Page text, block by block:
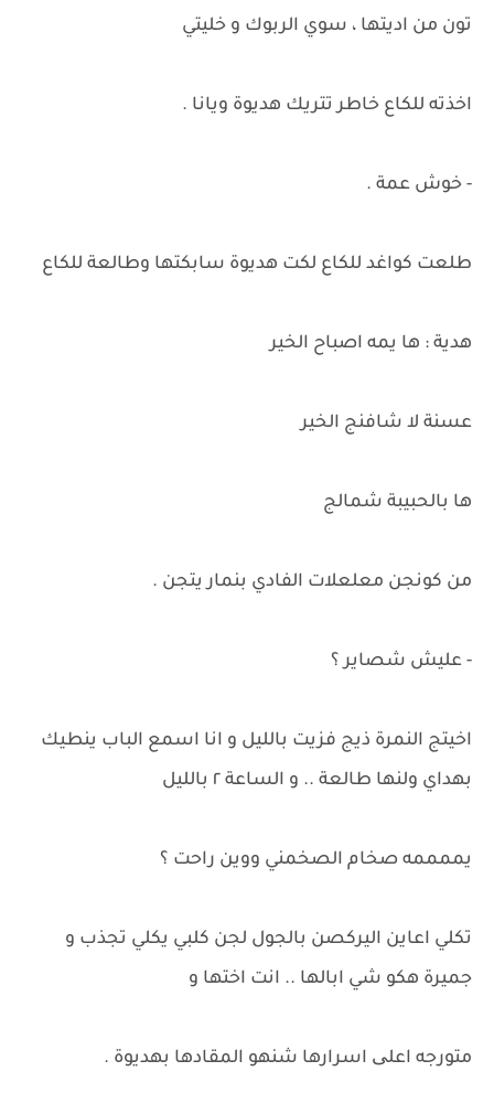
تون من اديتها ، سوي الربوك و خليتي
اخذته للكاع خاطر تتريك هديوة ويانا .
- خوش عمة .
طلعت كواغد للكاع لكت هديوة سابكتها وطالعة للكاع
هدية : ها يمه اصباح الخير
عسنة لا شافنج الخير
ها بالحبيبة شمالج
من كونجن معلعلات الفادي بنمار يتجن .
- عليش شصاير ؟
اخيتج النمرة ذيج فزيت بالليل و انا اسمع الباب ينطيك
بهداي ولنها طالعة .. و الساعة ٢ بالليل
يممممه صخام الصخمني ووين راحت ؟
تكلي اعاين اليركصن بالجول لجن كلبي يكلي تجذب و
جميرة هكو شي ابالها .. انت اختها و
متورجه اعلی اسرارها شنهو المقادها بهديوة .